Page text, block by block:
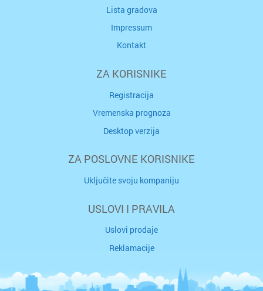
Lista gradova
Impressum
Kontakt
ZA KORISNIKE
Registracija
Vremenska prognoza
Desktop verzija
ZA POSLOVNE KORISNIKE
Uključite svoju kompaniju
USLOVI I PRAVILA
Uslovi prodaje
Reklamacije